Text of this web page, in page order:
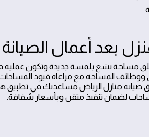
بعد أعمال الصيانة
خلق مساحة تشع بلمسة جديدة وتكون
ووظائف المساحة مع مراعاة قيود
صيانة منازل الرياض مساعدتك في
لضمان تنفيذ متقن وبأسعار شفافة.